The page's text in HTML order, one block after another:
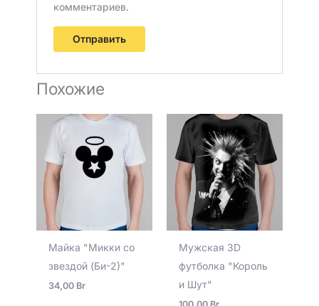
комментариев.
Похожие
Майка "Микки со
звездой (Би-2)"
34,00 Br
Мужская 3D
футболка "Король
и Шут"